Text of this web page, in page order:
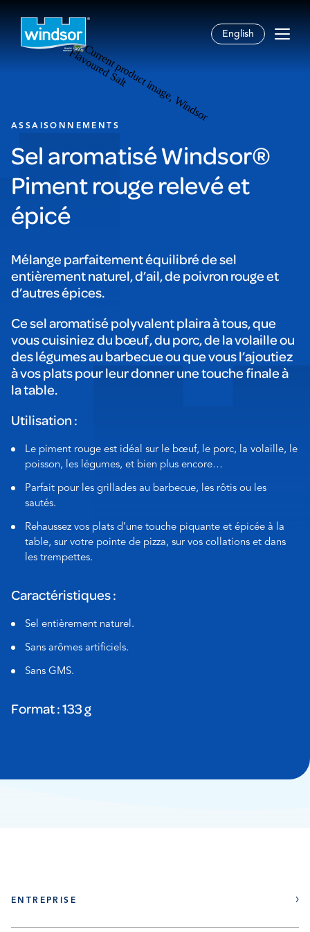
English
ASSAISONNEMENTS
Sel aromatisé Windsor®
Piment rouge relevé et
épicé
Mélange parfaitement équilibré de sel
entièrement naturel, d’ail, de poivron rouge et
d’autres épices.
Ce sel aromatisé polyvalent plaira à tous, que
vous cuisiniez du bœuf, du porc, de la volaille ou
des légumes au barbecue ou que vous l’ajoutiez
à vos plats pour leur donner une touche finale à
la table.
Utilisation :
Le piment rouge est idéal sur le bœuf, le porc, la volaille, le
poisson, les légumes, et bien plus encore…
Parfait pour les grillades au barbecue, les rôtis ou les
sautés.
Rehaussez vos plats d’une touche piquante et épicée à la
table, sur votre pointe de pizza, sur vos collations et dans
les trempettes.
Caractéristiques :
Sel entièrement naturel.
Sans arômes artificiels.
Sans GMS.
Format : 133 g
ENTREPRISE